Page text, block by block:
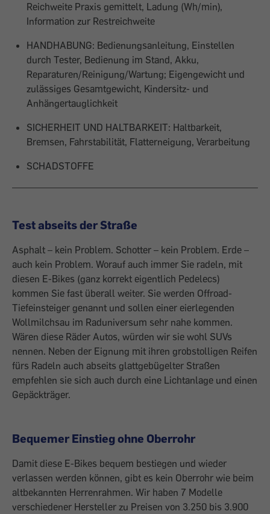
Reichweite Praxis gemittelt, Ladung (Wh/min),
Information zur Restreichweite
HANDHABUNG: Bedienungsanleitung, Einstellen
durch Tester, Bedienung im Stand, Akku,
Reparaturen/Reinigung/Wartung; Eigengewicht und
zulässiges Gesamtgewicht, Kindersitz- und
Anhängertauglichkeit
SICHERHEIT UND HALTBARKEIT: Haltbarkeit,
Bremsen, Fahrstabilität, Flatterneigung, Verarbeitung
SCHADSTOFFE
Test abseits der Straße
Asphalt – kein Problem. Schotter – kein Problem. Erde –
auch kein Problem. Worauf auch immer Sie radeln, mit
diesen E-Bikes (ganz korrekt eigentlich Pedelecs)
kommen Sie fast überall weiter. Sie werden Offroad-
Tiefeinsteiger genannt und sollen einer eierlegenden
Wollmilchsau im Raduniver­sum sehr nahe kommen.
Wären diese Räder Autos, würden wir sie wohl SUVs
nennen. Neben der Eignung mit ihren grobstolligen Reifen
fürs Radeln auch abseits glattgebügelter Straßen
empfehlen sie sich auch durch eine Lichtanlage und einen
Gepäckträger.
Bequemer Einstieg ohne Oberrohr
Damit diese E-Bikes bequem bestiegen und wieder
verlassen werden können, gibt es kein Oberrohr wie beim
altbekannten Herrenrahmen. Wir haben 7 Modelle
verschiedener Hersteller zu Preisen von 3.250 bis 3.900